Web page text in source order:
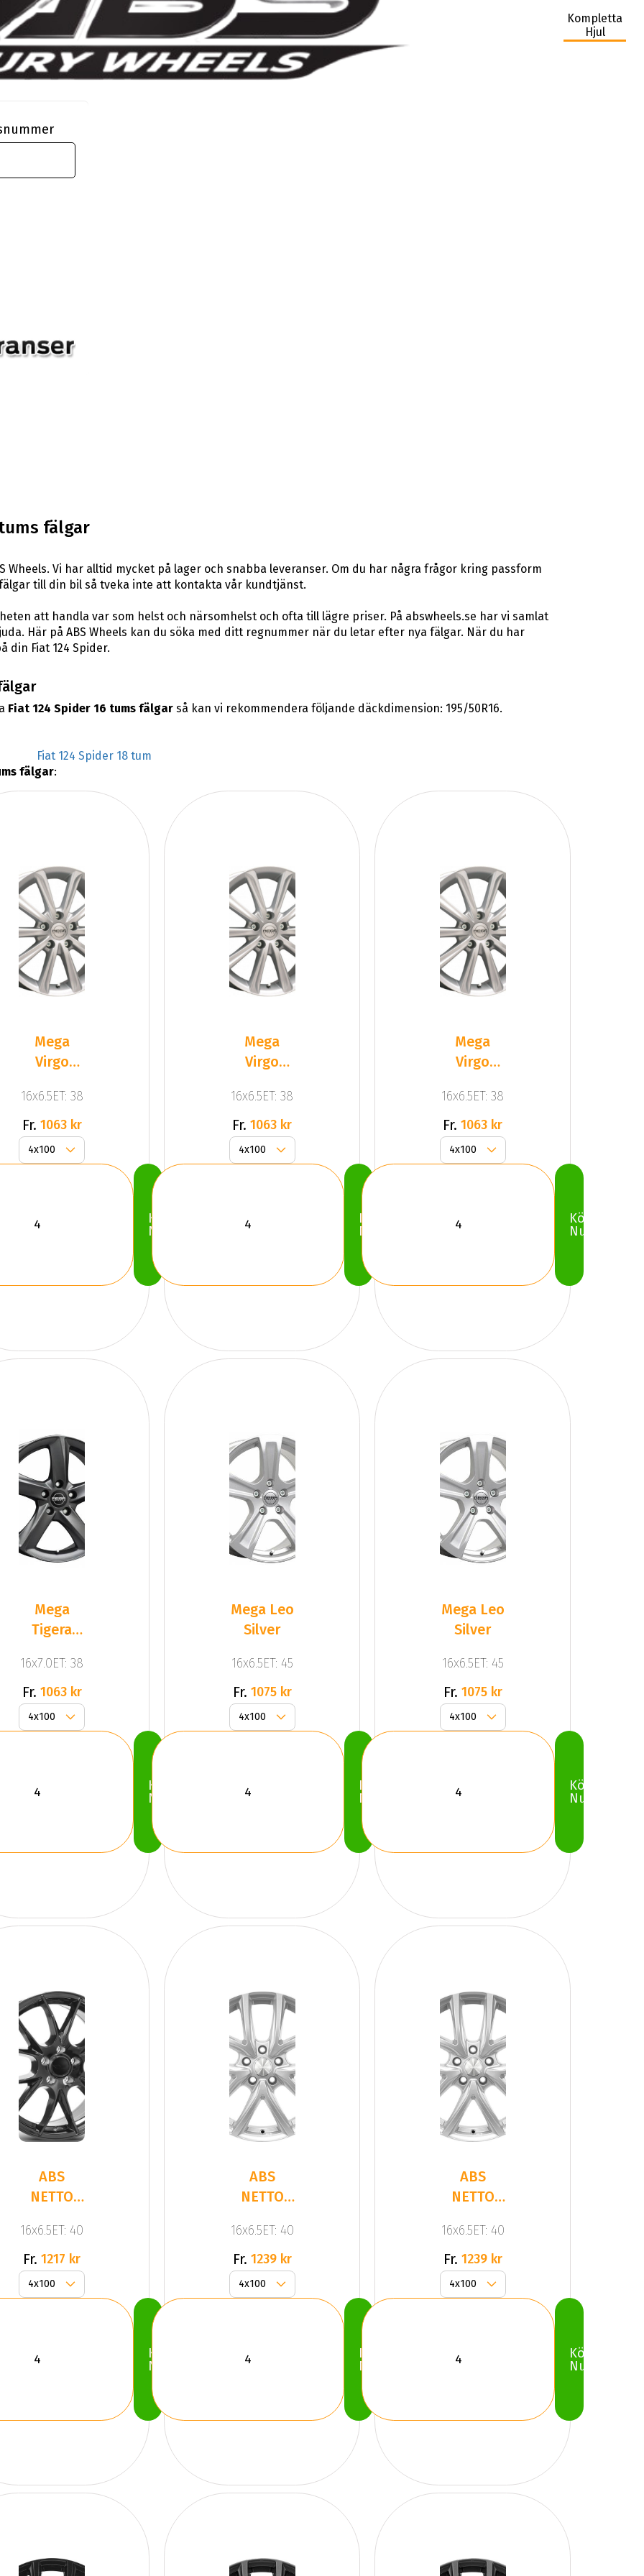
Kompletta
Hjul
fälgar
Wheels. Vi har alltid mycket på lager och snabba leveranser. Om du har några frågor kring passform
till din bil så tveka inte att kontakta vår kundtjänst.
att handla var som helst och närsomhelst och ofta till lägre priser. På abswheels.se har vi samlat
Här på ABS Wheels kan du söka med ditt regnummer när du letar efter nya fälgar. När du har
din Fiat 124 Spider.
Fiat 124 Spider 16 tums fälgarså kan vi rekommendera följande däckdimension: 195/50R16.
Fiat 124 Spider 18 tum
fälgar:
Mega
Virgo
16x6.5ET: 38
Fr. 1063 kr
Köp
Nu
Mega
Virgo
16x6.5ET: 38
Fr. 1063 kr
Köp
Nu
Mega
Virgo
16x6.5ET: 38
Fr. 1063 kr
Köp
Nu
Mega
Tigera
Anthracite
Gr
16x7.0ET: 38
Fr. 1063 kr
Köp
Nu
Mega Leo
Silver
16x6.5ET: 45
Fr. 1075 kr
Köp
Nu
Mega Leo
Silver
16x6.5ET: 45
Fr. 1075 kr
Köp
Nu
ABS
NETTO
BLACK
GLOSS
16x6.5ET: 40
Fr. 1217 kr
Köp
Nu
ABS
NETTO
SILVER
16x6.5ET: 40
Fr. 1239 kr
Köp
Nu
ABS
NETTO
SILVER
16x6.5ET: 40
Fr. 1239 kr
Köp
Nu